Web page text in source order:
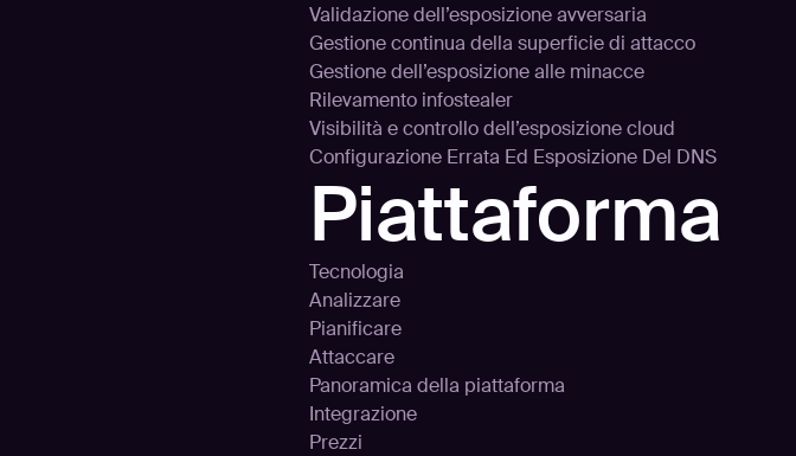
Validazione dell’esposizione avversaria
Gestione continua della superficie di attacco
Gestione dell’esposizione alle minacce
Rilevamento infostealer
Visibilità e controllo dell’esposizione cloud
Configurazione Errata Ed Esposizione Del DNS
Piattaforma
Tecnologia
Analizzare
Pianificare
Attaccare
Panoramica della piattaforma
Integrazione
Prezzi